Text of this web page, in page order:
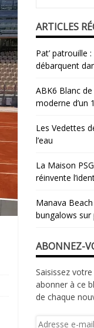
ARTICLES
Pat’ patrouille
débarquent
ABK6 Blanc
moderne d’un
Les Vedettes
l’eau
La Maison
réinvente
Manava
bungalows
ABONNEZ-
Saisissez
abonner à ce
de chaque
Adresse